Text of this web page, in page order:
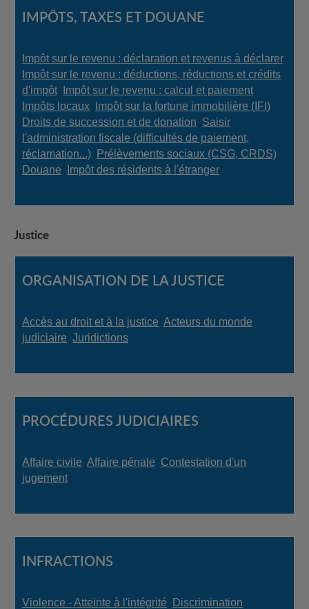
IMPÔTS, TAXES ET DOUANE
Impôt sur le revenu : déclaration et revenus à déclarer,
Impôt sur le revenu : déductions, réductions et crédits
d'impôt, Impôt sur le revenu : calcul et paiement,
Impôts locaux, Impôt sur la fortune immobilière (IFI),
Droits de succession et de donation, Saisir
l'administration fiscale (difficultés de paiement,
réclamation...), Prélèvements sociaux (CSG, CRDS),
Douane, Impôt des résidents à l'étranger
Justice
ORGANISATION DE LA JUSTICE
Accès au droit et à la justice, Acteurs du monde
judiciaire, Juridictions
PROCÉDURES JUDICIAIRES
Affaire civile, Affaire pénale, Contestation d'un
jugement
INFRACTIONS
Violence - Atteinte à l'intégrité, Discrimination,